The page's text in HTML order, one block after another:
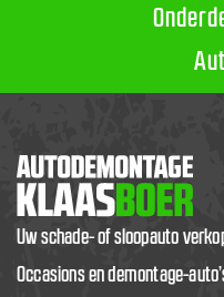
Uw schade- of sloopauto
Occasions en demontage-